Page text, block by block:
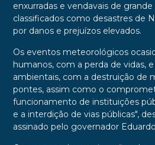
enxurradas e vendavais de
classificados como desastres de
por danos e prejuízos elevados.
Os eventos meteorológicos
humanos, com a perda de vidas,
ambientais, com a destruição de
pontes, assim como o
funcionamento de instituições
e a interdição de vias públicas",
assinado pelo governador